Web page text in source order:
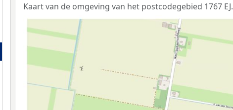
Kaart van de omgeving van het postcodegebied 1767 EJ.